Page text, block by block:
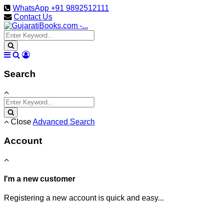
WhatsApp +91 9892512111
Contact Us
Search
CloseAdvanced Search
Account
I'm a new customer
Registering a new account is quick and easy...